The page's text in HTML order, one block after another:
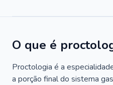
O que é
Proctologia é a
a porção final do sistema